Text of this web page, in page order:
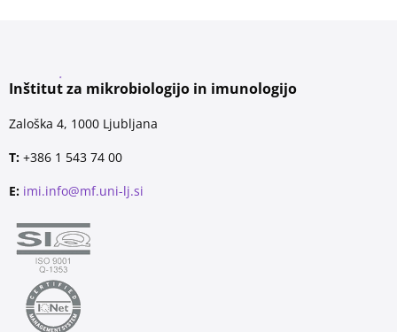
Inštitut za mikrobiologijo in imunologijo
Zaloška 4, 1000 Ljubljana
T: +386 1 543 74 00
E: imi.info@mf.uni-lj.si